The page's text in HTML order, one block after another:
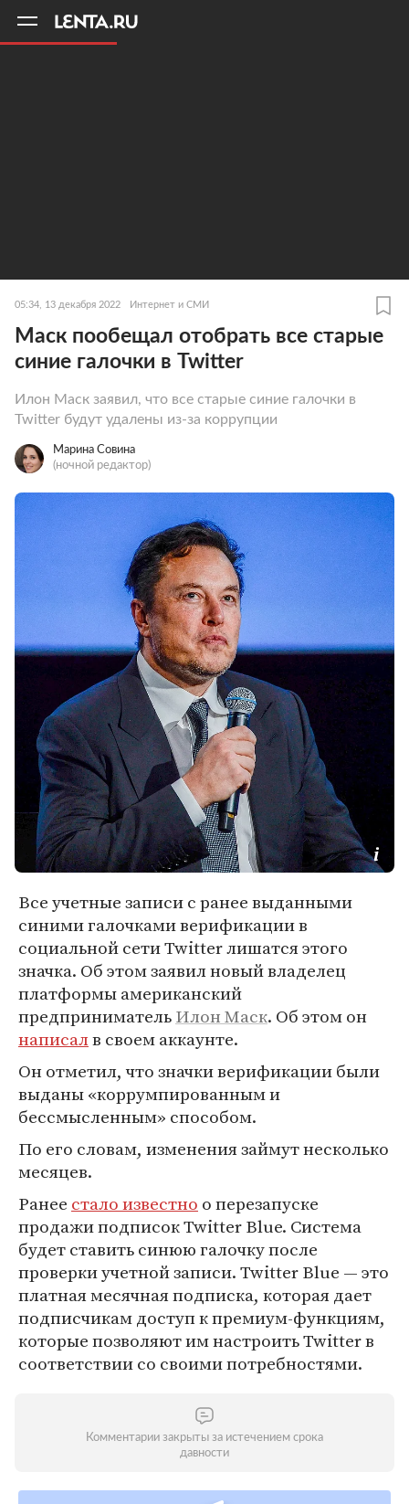
05:34, 13 декабря 2022 Интернет и СМИ
Маск пообещал отобрать все старые
синие галочки в Twitter
Илон Маск заявил, что все старые синие галочки в
Twitter будут удалены из-за коррупции
Марина Совина
(ночной редактор)
Все учетные записи с ранее выданными
синими галочками верификации в
социальной сети Twitter лишатся этого
значка. Об этом заявил новый владелец
платформы американский
предпринимательИлон Маск. Об этом он
написалв своем аккаунте.
Он отметил, что значки верификации были
выданы «коррумпированным и
бессмысленным» способом.
По его словам, изменения займут несколько
месяцев.
Ранее стало известно о перезапуске
продажи подписок Twitter Blue. Система
будет ставить синюю галочку после
проверки учетной записи. Twitter Blue — это
платная месячная подписка, которая дает
подписчикам доступ к премиум-функциям,
которые позволяют им настроить Twitter в
соответствии со своими потребностями.
Комментарии закрыты за истечением срока
давности